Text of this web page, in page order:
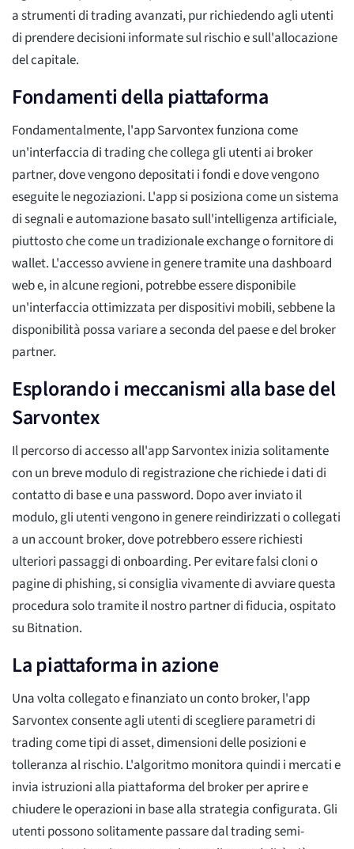
a strumenti di trading avanzati, pur richiedendo agli utenti
di prendere decisioni informate sul rischio e sull'allocazione
del capitale.
Fondamenti della piattaforma
Fondamentalmente, l'app Sarvontex funziona come
un'interfaccia di trading che collega gli utenti ai broker
partner, dove vengono depositati i fondi e dove vengono
eseguite le negoziazioni. L'app si posiziona come un sistema
di segnali e automazione basato sull'intelligenza artificiale,
piuttosto che come un tradizionale exchange o fornitore di
wallet. L'accesso avviene in genere tramite una dashboard
web e, in alcune regioni, potrebbe essere disponibile
un'interfaccia ottimizzata per dispositivi mobili, sebbene la
disponibilità possa variare a seconda del paese e del broker
partner.
Esplorando i meccanismi alla base del
Sarvontex
Il percorso di accesso all'app Sarvontex inizia solitamente
con un breve modulo di registrazione che richiede i dati di
contatto di base e una password. Dopo aver inviato il
modulo, gli utenti vengono in genere reindirizzati o collegati
a un account broker, dove potrebbero essere richiesti
ulteriori passaggi di onboarding. Per evitare falsi cloni o
pagine di phishing, si consiglia vivamente di avviare questa
procedura solo tramite il nostro partner di fiducia, ospitato
su Bitnation.
La piattaforma in azione
Una volta collegato e finanziato un conto broker, l'app
Sarvontex consente agli utenti di scegliere parametri di
trading come tipi di asset, dimensioni delle posizioni e
tolleranza al rischio. L'algoritmo monitora quindi i mercati e
invia istruzioni alla piattaforma del broker per aprire e
chiudere le operazioni in base alla strategia configurata. Gli
utenti possono solitamente passare dal trading semi-